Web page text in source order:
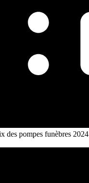
des pompes funèbres 2024